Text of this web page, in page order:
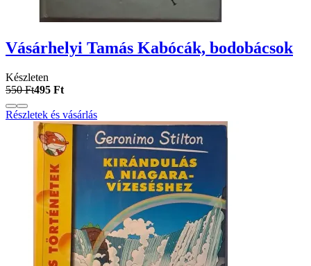
Vásárhelyi Tamás Kabócák, bodobácsok
Készleten
550 Ft495 Ft
Részletek és vásárlás